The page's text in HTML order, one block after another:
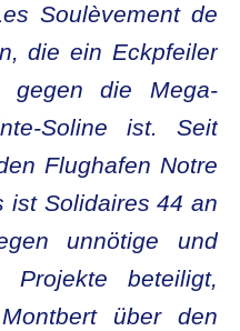
Soulèvement de
die ein Eckpfeiler
gegen die Mega-
Soline ist. Seit
Flughafen Notre
ist Solidaires 44 an
unnötige und
Projekte beteiligt,
über den